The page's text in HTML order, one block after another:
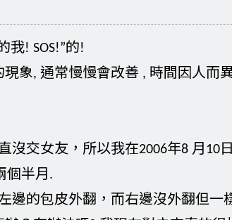
我! SOS!”的!
象, 通常慢慢會改善 , 時間因人而
沒交女友，所以我在2006年8 月10
個半月.
邊的包皮外翻，而右邊沒外翻但一